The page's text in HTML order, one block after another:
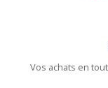
Vos achats en